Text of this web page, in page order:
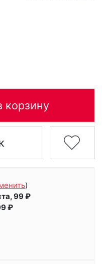
корзину
)
99 ₽
₽